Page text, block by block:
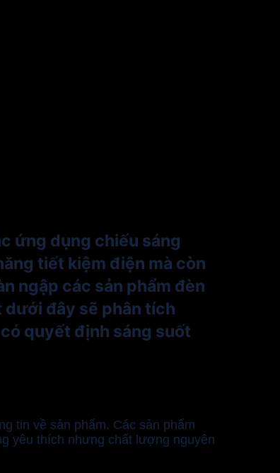
ứng dụng chiếu sáng
tiết kiệm điện mà còn
ngập các sản phẩm đèn
dưới đây sẽ phân tích
quyết định sáng suốt
tin về sản phẩm. Các sản phẩm
yêu thích nhưng chất lượng nguyên